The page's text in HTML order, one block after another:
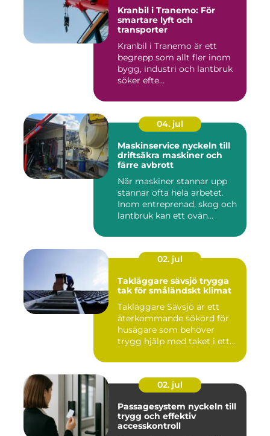
Kranbil i Tranemo: För
smartare lyft och
transporter
Kranbil i Tranemo är ett
begrepp som allt fler inom
bygg, industri och lantbruk
söker efte...
04. jul
Maskinservice nyckeln till
driftsäkra maskiner och
färre avbrott
När maskiner stannar upp
stannar ofta hela arbetet.
Inom entreprenad, skog och
lantbruk kan ett ovän...
02. jul
Takläggare sävsjö trygga
tak för småländskt klimat
Takläggare Sävsjö är ett
återkommande sökord för
husägare som behöver
trygg hjälp med taket i ett
02. jul
Passagesystem nyckeln till
trygg och effektiv
accesskontroll